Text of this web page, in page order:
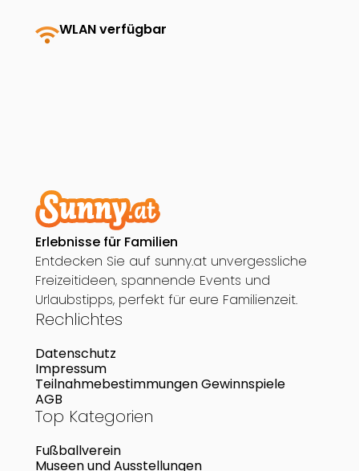
wifiWLAN verfügbar
Erlebnisse für Familien
Entdecken Sie auf sunny.at unvergessliche
Freizeitideen, spannende Events und
Urlaubstipps, perfekt für eure Familienzeit.
Rechlichtes
Datenschutz
Impressum
Teilnahmebestimmungen Gewinnspiele
AGB
Top Kategorien
Fußballverein
Museen und Ausstellungen